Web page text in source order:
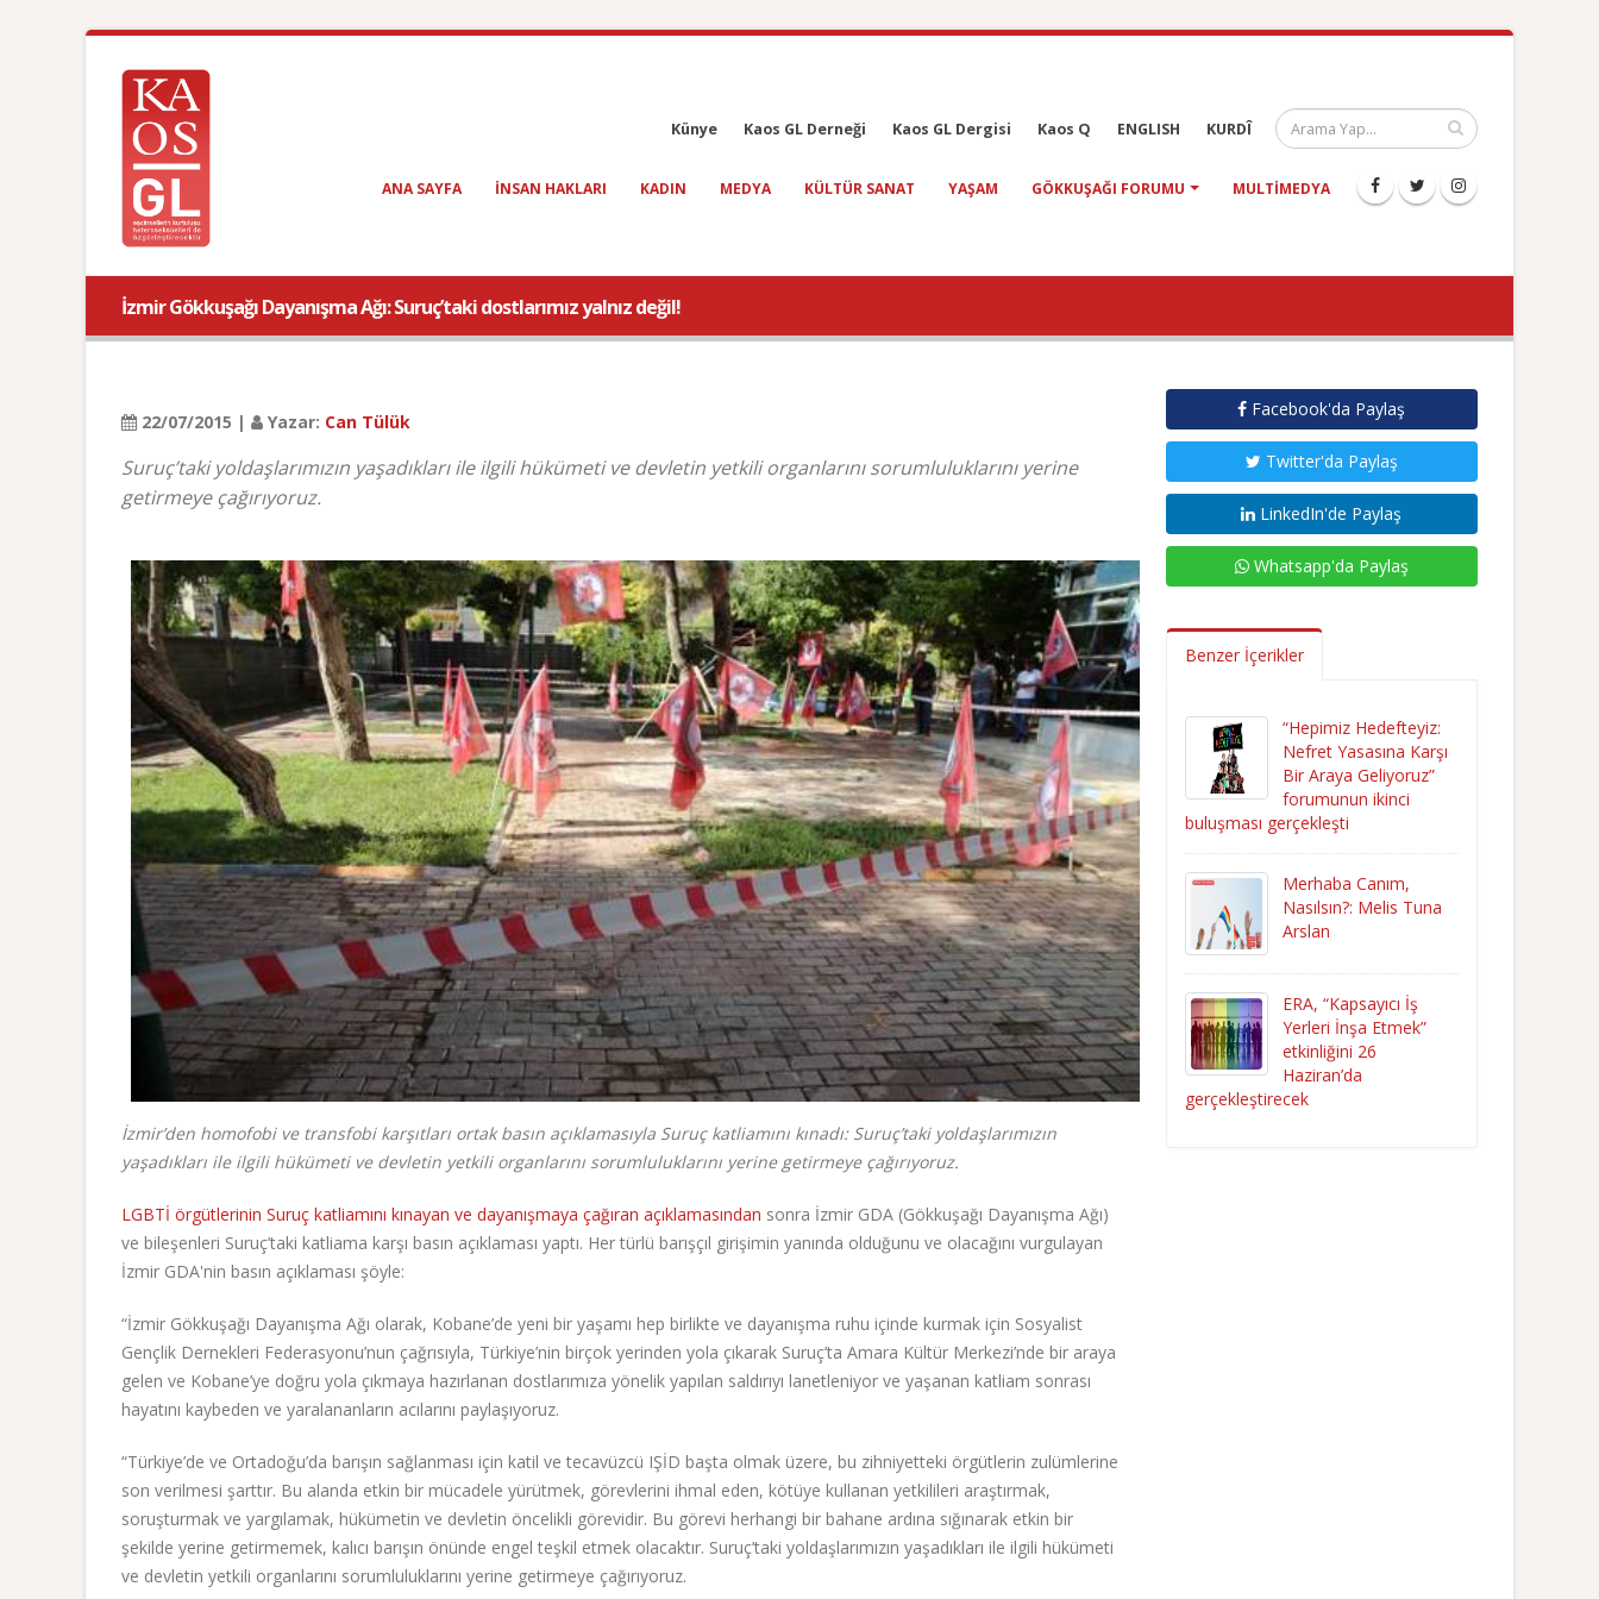
Künye Kaos GL Derneği Kaos GL Dergisi Kaos Q ENGLISH KURDÎ
ANA SAYFA INSAN HAKLARI KADIN MEDYA KÜLTÜR SANAT YAŞAM GÖKKUŞAĞI FORUMU MULTIMEDYA
İzmir Gökkuşağı Dayanışma Ağı: Suruç’taki dostlarımız yalnız değil!
22/07/2015 | Yazar: Can Tülük
Suruç’taki yoldaşlarımızın yaşadıkları ile ilgili hükümeti ve devletin yetkili organlarını sorumluluklarını yerine
getirmeye çağırıyoruz.
İzmir’den homofobi ve transfobi karşıtları ortak basın açıklamasıyla Suruç katliamını kınadı: Suruç’taki yoldaşlarımızın
yaşadıkları ile ilgili hükümeti ve devletin yetkili organlarını sorumluluklarını yerine getirmeye çağırıyoruz.
LGBTİ örgütlerinin Suruç katliamını kınayan ve dayanışmaya çağıran açıklamasından sonra İzmir GDA (Gökkuşağı Dayanışma Ağı)
ve bileşenleri Suruç’taki katliama karşı basın açıklaması yaptı. Her türlü barışçıl girişimin yanında olduğunu ve olacağını vurgulayan
İzmir GDA'nin basın açıklaması şöyle:
“İzmir Gökkuşağı Dayanışma Ağı olarak, Kobane’de yeni bir yaşamı hep birlikte ve dayanışma ruhu içinde kurmak için Sosyalist
Gençlik Dernekleri Federasyonu’nun çağrısıyla, Türkiye’nin birçok yerinden yola çıkarak Suruç’ta Amara Kültür Merkezi’nde bir araya
gelen ve Kobane’ye doğru yola çıkmaya hazırlanan dostlarımıza yönelik yapılan saldırıyı lanetleniyor ve yaşanan katliam sonrası
hayatını kaybeden ve yaralananların acılarını paylaşıyoruz.
“Türkiye’de ve Ortadoğu’da barışın sağlanması için katil ve tecavüzcü IŞİD başta olmak üzere, bu zihniyetteki örgütlerin zulümlerine
son verilmesi şarttır. Bu alanda etkin bir mücadele yürütmek, görevlerini ihmal eden, kötüye kullanan yetkilileri araştırmak,
soruşturmak ve yargılamak, hükümetin ve devletin öncelikli görevidir. Bu görevi herhangi bir bahane ardına sığınarak etkin bir
şekilde yerine getirmemek, kalıcı barışın önünde engel teşkil etmek olacaktır. Suruç’taki yoldaşlarımızın yaşadıkları ile ilgili hükümeti
ve devletin yetkili organlarını sorumluluklarını yerine getirmeye çağırıyoruz.
Facebook'da Paylaş
Twitter'da Paylaş
LinkedIn'de Paylaş
Whatsapp'da Paylaş
Benzer İçerikler
“Hepimiz Hedefteyiz:
Nefret Yasasına Karşı
Bir Araya Geliyoruz”
forumunun ikinci
buluşması gerçekleşti
Merhaba Canım,
Nasılsın?: Melis Tuna
Arslan
ERA, “Kapsayıcı İş
Yerleri İnşa Etmek”
etkinliğini 26
Haziran’da
gerçekleştirecek